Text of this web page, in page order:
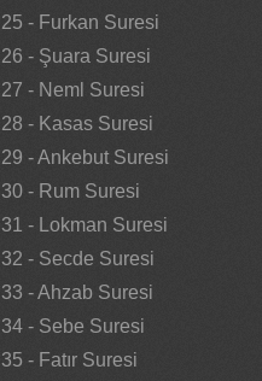
25 - Furkan Suresi
26 - Şuara Suresi
27 - Neml Suresi
28 - Kasas Suresi
29 - Ankebut Suresi
30 - Rum Suresi
31 - Lokman Suresi
32 - Secde Suresi
33 - Ahzab Suresi
34 - Sebe Suresi
35 - Fatır Suresi